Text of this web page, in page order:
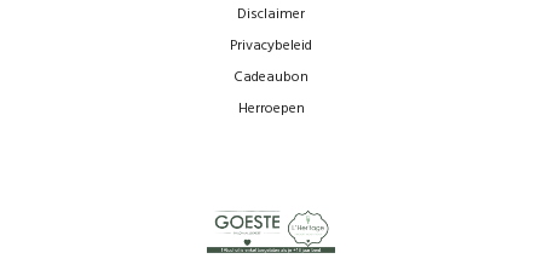
Disclaimer
Privacybeleid
Cadeaubon
Herroepen